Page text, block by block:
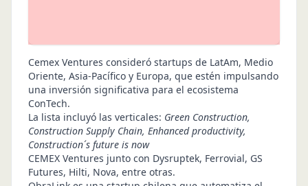
Cemex Ventures consideró startups de LatAm, Medio
Oriente, Asia-Pacífico y Europa, que estén impulsando
una inversión significativa para el ecosistema
ConTech.
La lista incluyó las verticales: Green Construction,
Construction Supply Chain, Enhanced productivity,
Construction´s future is now
CEMEX Ventures junto con Dysruptek, Ferrovial, GS
Futures, Hilti, Nova, entre otras.